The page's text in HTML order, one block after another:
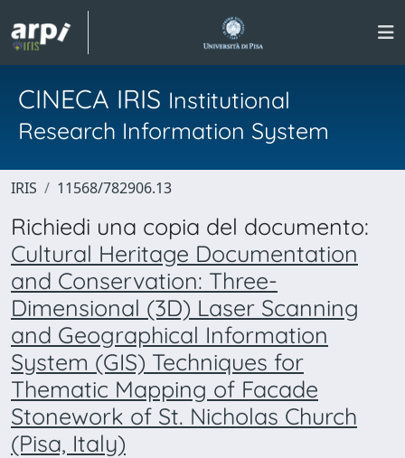
CINECA IRIS Institutional
Research Information System
IRIS 11568/782906.13
Richiedi una copia del documento:
Cultural Heritage Documentation
and Conservation: Three-
Dimensional (3D) Laser Scanning
and Geographical Information
System (GIS) Techniques for
Thematic Mapping of Facade
Stonework of St. Nicholas Church
(Pisa, Italy)